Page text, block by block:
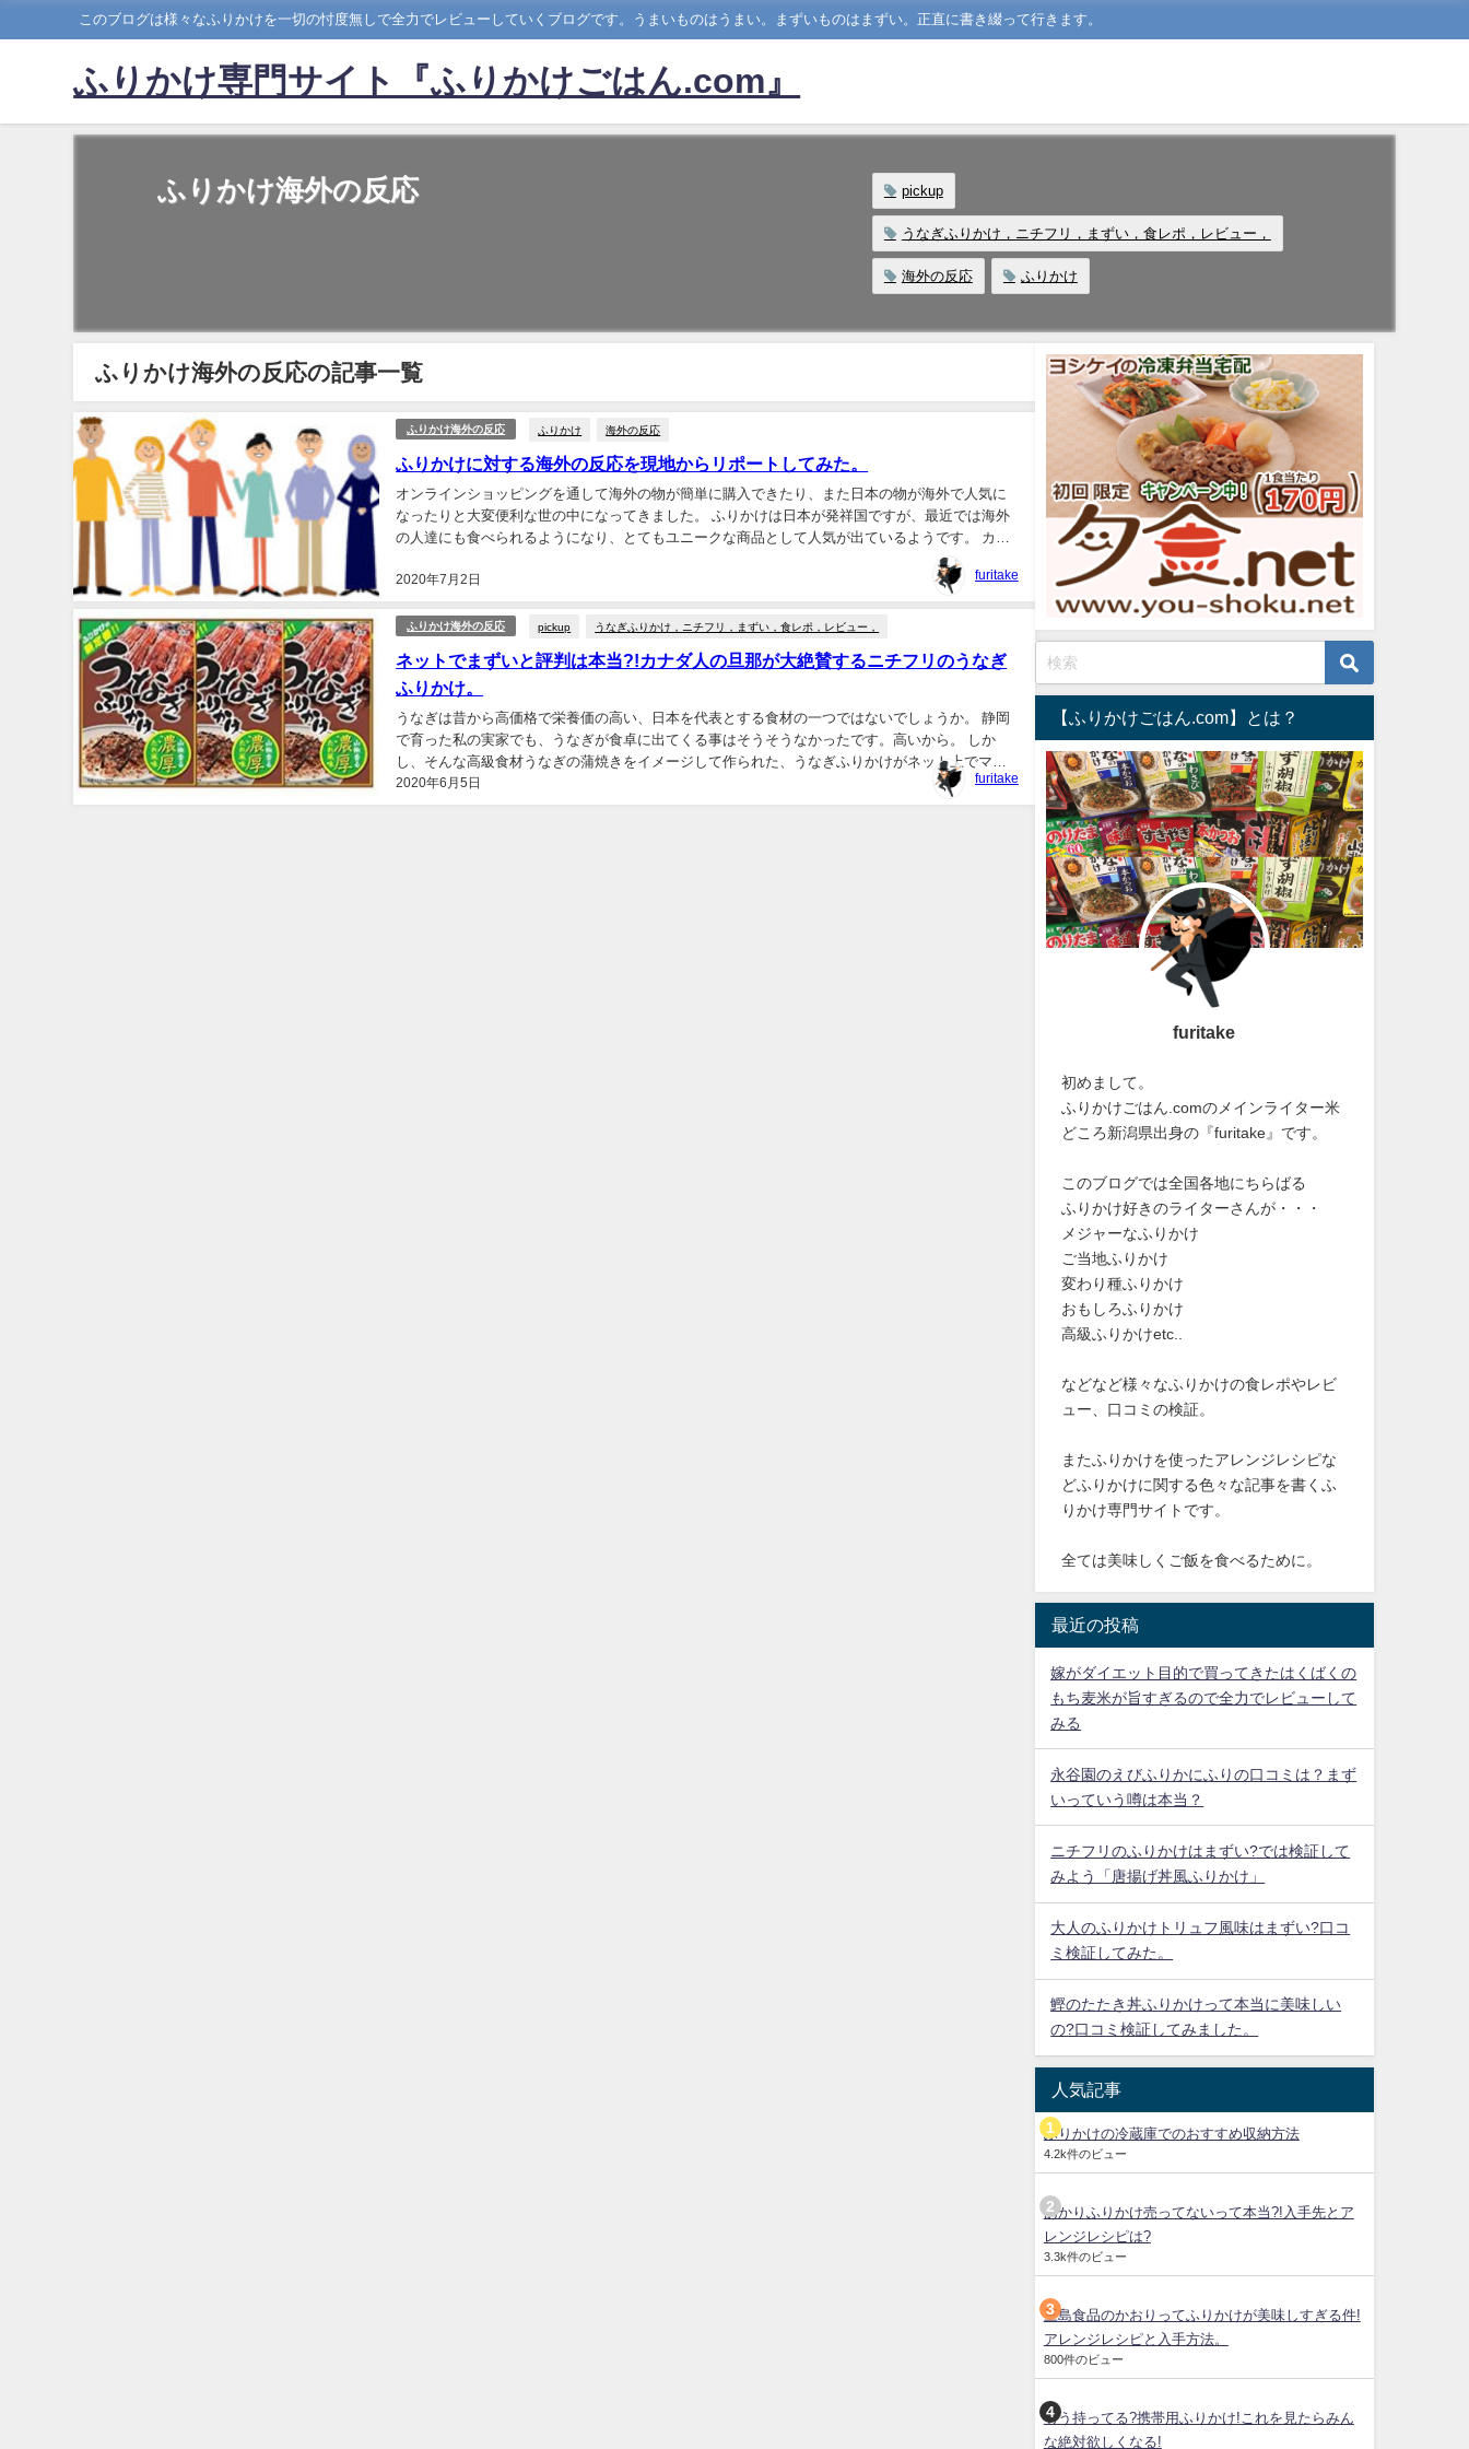
このブログは様々なふりかけを一切の忖度無しで全力でレビューしていくブログです。うまいものはうまい。まずいものはまずい。正直に書き綴って行きます。
ふりかけ専門サイト『ふりかけごはん.com』
ふりかけ海外の反応 pickup
うなぎふりかけ，ニチフリ，まずい，食レポ，レビュー，
海外の反応 ふりかけ
ふりかけ海外の反応の記事一覧
ふりかけ海外の反応 ふりかけ 海外の反応
ふりかけに対する海外の反応を現地からリポートしてみた。
2020年7月2日
オンラインショッピングを通して海外の物が簡単に購入できたり、また日本の物が海外で人気に
なったりと大変便利な世の中になってきました。 ふりかけは日本が発祥国ですが、最近では海外
の人達にも食べられるようになり、とてもユニークな商品として人気が出ているようです。 カナ
furitake
ふりかけ海外の反応 pickup うなぎふりかけ，ニチフリ，まずい，食レポ，レビュー，
ネットでまずいと評判は本当?!カナダ人の旦那が大絶賛するニチフリのうなぎ
ふりかけ。
2020年6月5日
うなぎは昔から高価格で栄養価の高い、日本を代表とする食材の一つではないでしょうか。 静岡
で育った私の実家でも、うなぎが食卓に出てくる事はそうそうなかったです。高いから。 しか
し、そんな高級食材うなぎの蒲焼きをイメージして作られた、うなぎふりかけがネット上でマズ
イ‼と不評なんです。 https://twit...
furitake
【ふりかけごはん.com】とは？
furitake
初めまして。
ふりかけごはん.comのメインライター米
どころ新潟県出身の『furitake』です。
このブログでは全国各地にちらばる
ふりかけ好きのライターさんが・・・
メジャーなふりかけ
ご当地ふりかけ
変わり種ふりかけ
おもしろふりかけ
高級ふりかけetc..
などなど様々なふりかけの食レポやレビ
ュー、口コミの検証。
またふりかけを使ったアレンジレシピな
どふりかけに関する色々な記事を書くふ
りかけ専門サイトです。
全ては美味しくご飯を食べるために。
最近の投稿
嫁がダイエット目的で買ってきたはくばくの
もち麦米が旨すぎるので全力でレビューして
みる
永谷園のえびふりかにふりの口コミは？まず
いっていう噂は本当？
ニチフリのふりかけはまずい?では検証して
みよう「唐揚げ丼風ふりかけ」
大人のふりかけトリュフ風味はまずい?口コ
ミ検証してみた。
鰹のたたき丼ふりかけって本当に美味しい
の?口コミ検証してみました。
人気記事
ふりかけの冷蔵庫でのおすすめ収納方法
4.2k件のビュー
あかりふりかけ売ってないって本当?!入手先とア
レンジレシピは?
3.3k件のビュー
三島食品のかおりってふりかけが美味しすぎる件!
アレンジレシピと入手方法。
800件のビュー
もう持ってる?携帯用ふりかけ!これを見たらみん
な絶対欲しくなる!